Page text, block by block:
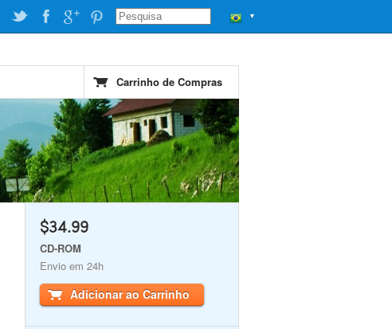
▼
Carrinho de Compras
$34.99
CD-ROM
Envio em 24h
Adicionar ao Carrinho